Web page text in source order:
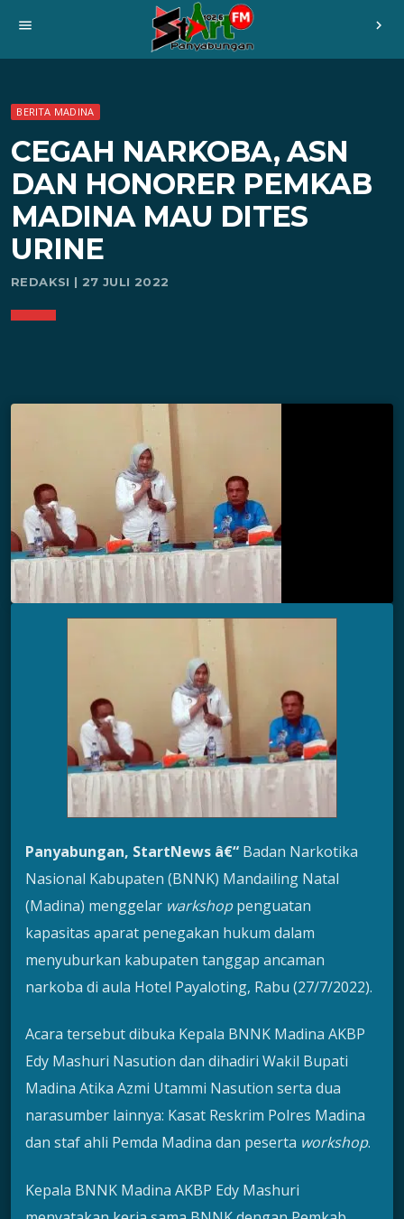
menu chevron_right
BERITA MADINA
CEGAH NARKOBA, ASN
DAN HONORER PEMKAB
MADINA MAU DITES
URINE
REDAKSI | 27 JULI 2022
Panyabungan, StartNews â€“ Badan Narkotika
Nasional Kabupaten (BNNK) Mandailing Natal
(Madina) menggelar warkshoppenguatan
kapasitas aparat penegakan hukum dalam
menyuburkan kabupaten tanggap ancaman
narkoba di aula Hotel Payaloting, Rabu (27/7/2022).
Acara tersebut dibuka Kepala BNNK Madina AKBP
Edy Mashuri Nasution dan dihadiri Wakil Bupati
Madina Atika Azmi Utammi Nasution serta dua
narasumber lainnya: Kasat Reskrim Polres Madina
dan staf ahli Pemda Madina dan peserta workshop.
Kepala BNNK Madina AKBP Edy Mashuri